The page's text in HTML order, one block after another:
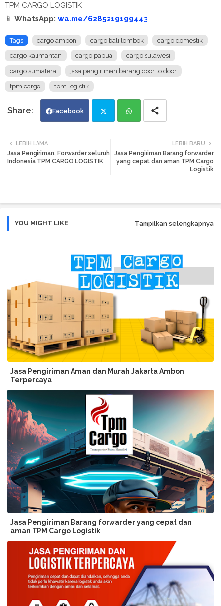
TPM CARGO LOGISTIK
📱 WhatsApp: wa.me/6285219199443
Tags cargo ambon cargo bali lombok cargo domestik
cargo kalimantan cargo papua cargo sulawesi
cargo sumatera jasa pengiriman barang door to door
tpm cargo tpm logistik
Facebook
tte ats
LEBIH BARU
Jasa Pengiriman Barang forwarder
yang cepat dan aman TPM Cargo
Logistik
LEBIH LAMA
Jasa Pengiriman, Forwarder seluruh
Indonesia TPM CARGO LOGISTIK
YOU MIGHT LIKE Tampilkan selengkapnya
Jasa Pengiriman Aman dan Murah Jakarta Ambon
Terpercaya
Jasa Pengiriman Barang forwarder yang cepat dan
aman TPM Cargo Logistik